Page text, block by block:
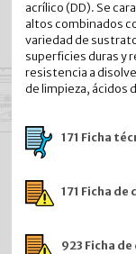
acrílico (DD). Se
altos combinados
variedad de
superficies duras y
resistencia a
de limpieza, ácidos
171 Ficha
171 Ficha
923 Ficha